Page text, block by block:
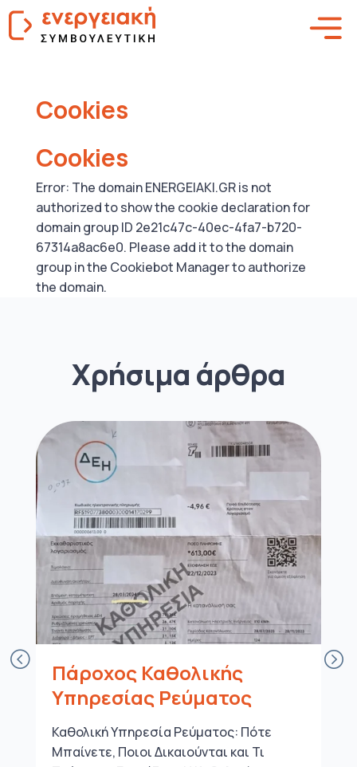
Cookies
Cookies
Error: The domain ENERGEIAKI.GR is not
authorized to show the cookie declaration for
domain group ID 2e21c47c-40ec-4fa7-b720-
67314a8ac6e0. Please add it to the domain
group in the Cookiebot Manager to authorize
the domain.
Χρήσιμα άρθρα
Πρόγραμμα κινητής για
ταξίδια: Μίλα και
σέρφαρε άνετα
Είσαι ταξιδιάρα ψυχή; Αν ταξιδεύεις